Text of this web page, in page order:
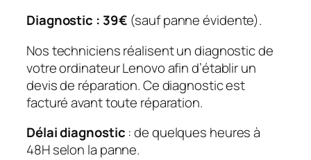
Diagnostic : 39€ (sauf panne évidente).
Nos techniciens réalisent un diagnostic de
votre ordinateur Lenovo afin d’établir un
devis de réparation. Ce diagnostic est
facturé avant toute réparation.
Délai diagnostic : de quelques heures à
48H selon la panne.